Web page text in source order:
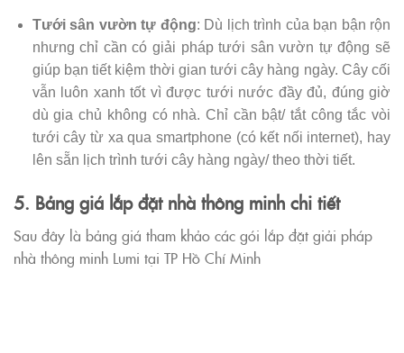
Tưới sân vườn tự động: Dù lịch trình của bạn bận rộn
nhưng chỉ cần có giải pháp tưới sân vườn tự động sẽ
giúp bạn tiết kiệm thời gian tưới cây hàng ngày. Cây cối
vẫn luôn xanh tốt vì được tưới nước đầy đủ, đúng giờ
dù gia chủ không có nhà. Chỉ cần bật/ tắt công tắc vòi
tưới cây từ xa qua smartphone (có kết nối internet), hay
lên sẵn lịch trình tưới cây hàng ngày/ theo thời tiết.
5. Bảng giá lắp đặt nhà thông minh chi tiết
Sau đây là bảng giá tham khảo các gói lắp đặt giải pháp
nhà thông minh Lumi tại TP Hồ Chí Minh